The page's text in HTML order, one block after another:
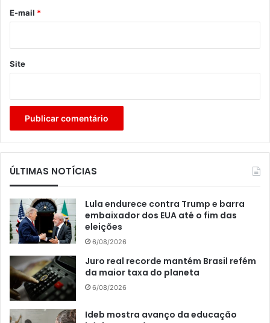
*
E-mail *
Site
ÚLTIMAS NOTÍCIAS
Lula endurece contra Trump e barra
embaixador dos EUA até o fim das
eleições
6/08/2026
Juro real recorde mantém Brasil refém
da maior taxa do planeta
6/08/2026
Ideb mostra avanço da educação